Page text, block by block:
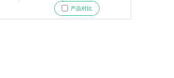
产品对比